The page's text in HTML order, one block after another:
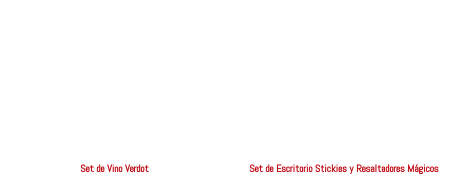
Set de Vino Verdot Set de Escritorio Stickies y Resaltadores Mágicos